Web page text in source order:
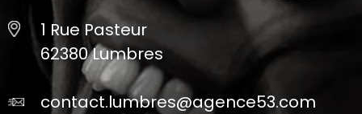
1 Rue Pasteur
62380 Lumbres
contact.lumbres@agence53.com